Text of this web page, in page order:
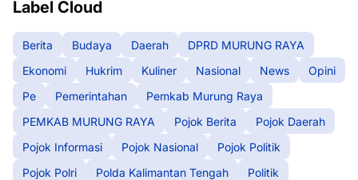
Label Cloud
Berita Budaya Daerah
DPRD MURUNG RAYA
Ekonomi
Hukrim Kuliner Nasional News
Opini
Pe
Pemerintahan
Pemkab Murung Raya
PEMKAB MURUNG RAYA
Pojok Berita
Pojok Daerah
Pojok Informasi
Pojok Nasional
Pojok Politik
Pojok Polri
Polda Kalimantan Tengah
Politik